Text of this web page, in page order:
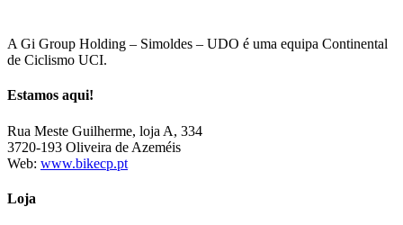
A Gi Group Holding – Simoldes – UDO é uma equipa Continental
de Ciclismo UCI.
Estamos aqui!
Rua Meste Guilherme, loja A, 334
3720-193 Oliveira de Azeméis
Web: www.bikecp.pt
Loja